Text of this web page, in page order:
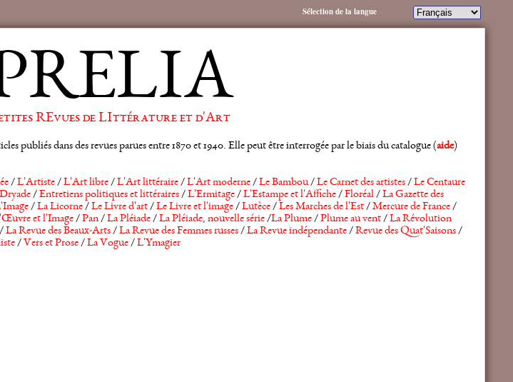
REvues de LIttérature et d'Art
publiés dans des revues parues entre 1870 et 1940. Elle peut être interrogée par le biais du catalogue (aide)
/L'Artiste/L'Art libre/L'Art littéraire/L'Art moderne/Le Bambou/Le Carnet des artistes/Le Centaure
/Entretiens politiques et littéraires/L'Ermitage/L'Estampe et l'Affiche/Floréal/La Gazette des
/La Licorne/Le Livre d'art/Le Livre et l'image/Lutèce/Les Marches de l'Est/Mercure de France/
et l'Image/Pan/La Pléiade/La Pléiade, nouvelle série/La Plume/Plume au vent/La Révolution
/La Revue des Beaux-Arts/La Revue des Femmes russes/La Revue indépendante/Revue des Quat'Saisons/
/ Vers et Prose/La Vogue/L'Ymagier
Sélection de la langue